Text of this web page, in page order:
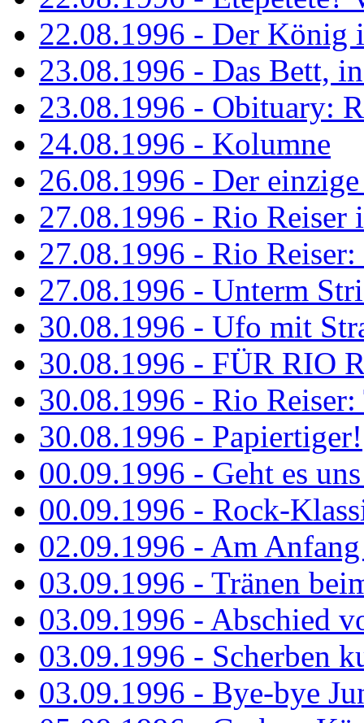
22.08.1996 - Der König
23.08.1996 - Das Bett,
23.08.1996 - Obituary:
24.08.1996 - Kolumne
26.08.1996 - Der
27.08.1996 - Rio Reiser
27.08.1996 - Rio
27.08.1996 - Unterm
30.08.1996 - Ufo mit
30.08.1996 - FÜR RIO
30.08.1996 - Rio
30.08.1996 - Papiertiger!
00.09.1996 - Geht es
00.09.1996 - Rock-
02.09.1996 - Am
03.09.1996 - Tränen
03.09.1996 - Abschied
03.09.1996 - Scherben
03.09.1996 - Bye-bye